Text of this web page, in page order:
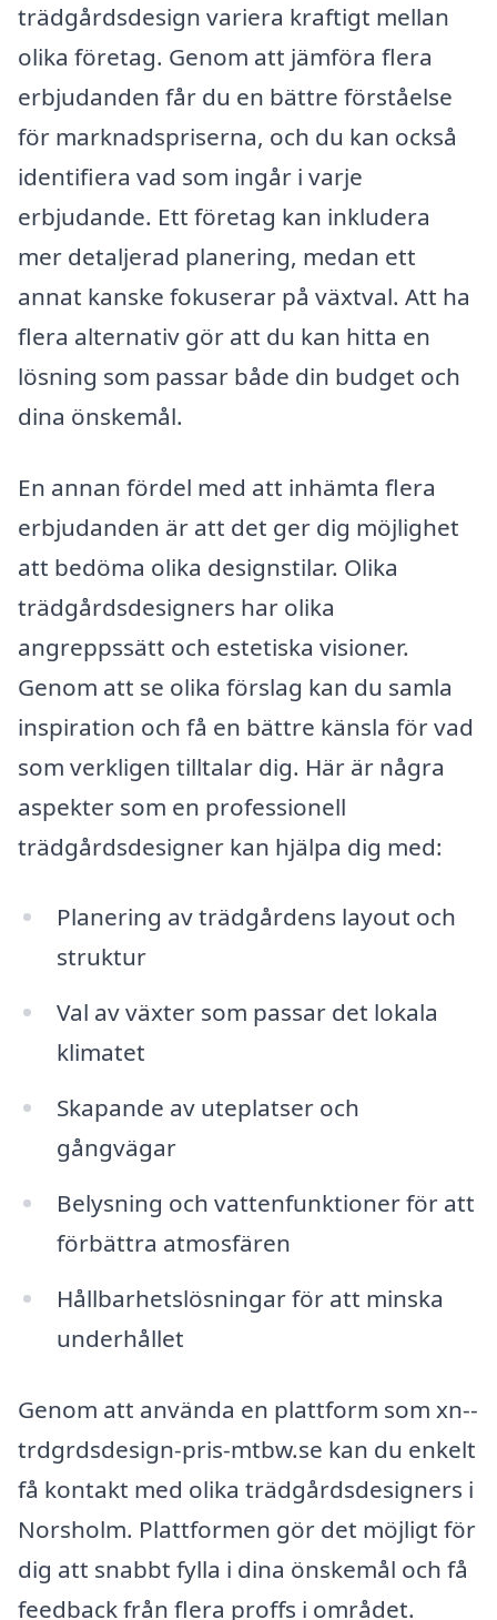
trädgårdsdesign variera kraftigt mellan
olika företag. Genom att jämföra flera
erbjudanden får du en bättre förståelse
för marknadspriserna, och du kan också
identifiera vad som ingår i varje
erbjudande. Ett företag kan inkludera
mer detaljerad planering, medan ett
annat kanske fokuserar på växtval. Att ha
flera alternativ gör att du kan hitta en
lösning som passar både din budget och
dina önskemål.
En annan fördel med att inhämta flera
erbjudanden är att det ger dig möjlighet
att bedöma olika designstilar. Olika
trädgårdsdesigners har olika
angreppssätt och estetiska visioner.
Genom att se olika förslag kan du samla
inspiration och få en bättre känsla för vad
som verkligen tilltalar dig. Här är några
aspekter som en professionell
trädgårdsdesigner kan hjälpa dig med:
Planering av trädgårdens layout och
struktur
Val av växter som passar det lokala
klimatet
Skapande av uteplatser och
gångvägar
Belysning och vattenfunktioner för att
förbättra atmosfären
Hållbarhetslösningar för att minska
underhållet
Genom att använda en plattform som xn--
trdgrdsdesign-pris-mtbw.se kan du enkelt
få kontakt med olika trädgårdsdesigners i
Norsholm. Plattformen gör det möjligt för
dig att snabbt fylla i dina önskemål och få
feedback från flera proffs i området.